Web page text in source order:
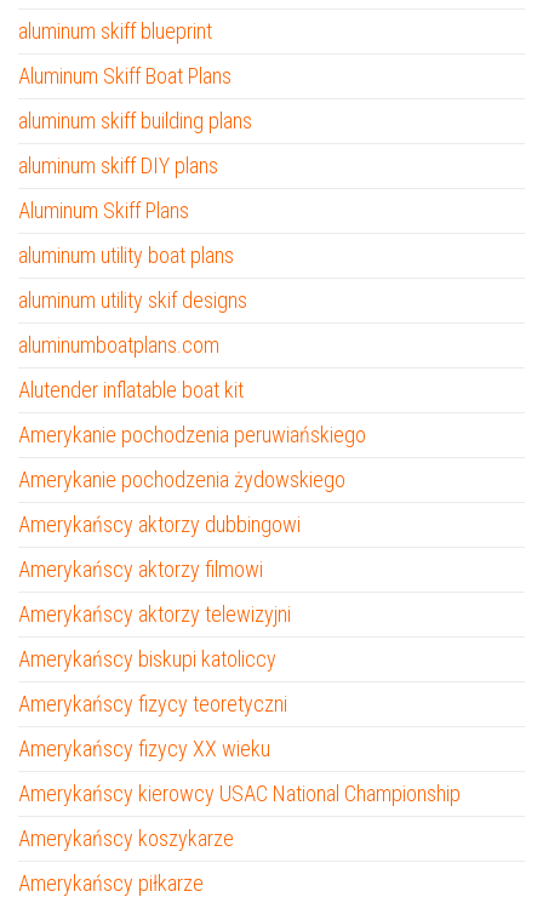
aluminum skiff blueprint
Aluminum Skiff Boat Plans
aluminum skiff building plans
aluminum skiff DIY plans
Aluminum Skiff Plans
aluminum utility boat plans
aluminum utility skif designs
aluminumboatplans.com
Alutender inflatable boat kit
Amerykanie pochodzenia peruwiańskiego
Amerykanie pochodzenia żydowskiego
Amerykańscy aktorzy dubbingowi
Amerykańscy aktorzy filmowi
Amerykańscy aktorzy telewizyjni
Amerykańscy biskupi katoliccy
Amerykańscy fizycy teoretyczni
Amerykańscy fizycy XX wieku
Amerykańscy kierowcy USAC National Championship
Amerykańscy koszykarze
Amerykańscy piłkarze